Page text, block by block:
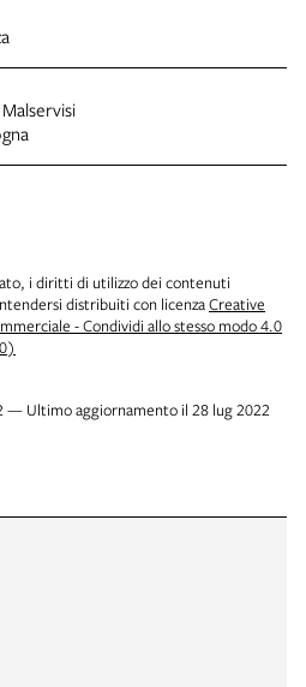
i diritti di utilizzo dei contenuti
distribuiti con licenzaCreative
- Condividi allo stesso modo 4.0
— Ultimo aggiornamento il 28 lug 2022